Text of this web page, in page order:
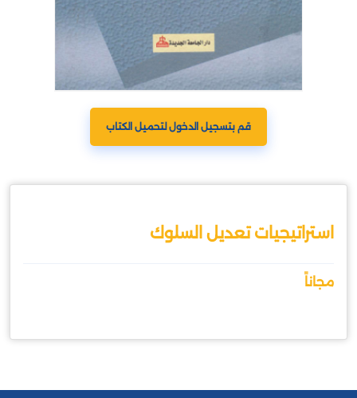
قم بتسجيل الدخول لتحميل الكتاب
استراتيجيات تعديل السلوك
مجاناً